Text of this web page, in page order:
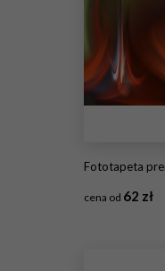
Fototapeta
cena od 62 zł